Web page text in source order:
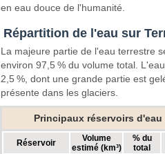
en eau douce de l'humanité.
Répartition de l'eau sur
La majeure partie de l'eau terrestre
environ 97,5 % du volume total.
2,5 %, dont une grande partie est
présente dans les glaciers.
Principaux réservoirs
Réservoir
Volume
estimé (km³)
% du
total